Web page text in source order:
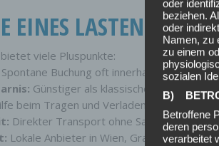
EINES LASTEN TAXIS
viele Pluspunkte:
Spontane Buchung oft innerhalb weniger
Günstiger als klassische
beim Tragen und Verladen
Direkter Transport ohne Sammellieferung
Lokale Anbieter in Wien, Graz, Linz,
oder
beziehen.
oder
Namen, zu
zu einem
sozialen
B)
Betroffene
deren
verarbeitet